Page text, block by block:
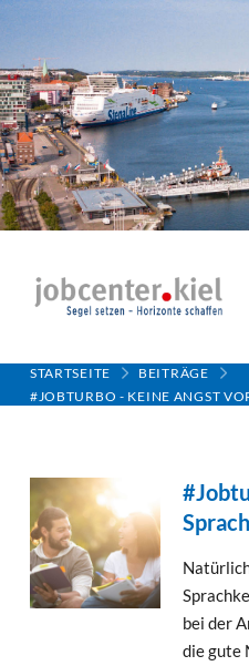
STARTSEITE
BEITRÄGE
#JOBTURBO - KEINE ANGST
bei der
die gute